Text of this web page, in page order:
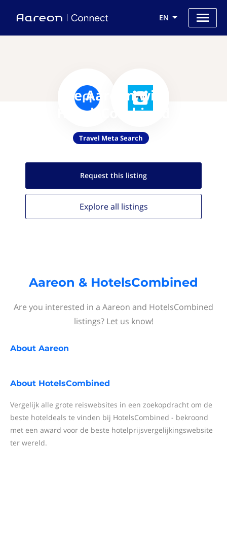
EN
Use Aareon with
HotelsCombined
Travel Meta Search
Request this listing
Explore all listings
Aareon & HotelsCombined
Are you interested in a Aareon and HotelsCombined
listings? Let us know!
About Aareon
About HotelsCombined
Vergelijk alle grote reiswebsites in een zoekopdracht om de
beste hoteldeals te vinden bij HotelsCombined - bekroond
met een award voor de beste hotelprijsvergelijkingswebsite
ter wereld.